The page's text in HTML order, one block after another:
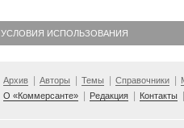
УСЛОВИЯ ИСПОЛЬЗОВАНИЯ
Архив Авторы Темы Справочники
О «Коммерсанте»
Редакция Контакты